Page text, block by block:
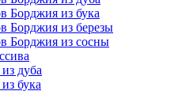
Борджия из бука
Борджия из березы
Борджия из сосны
дуба
бука